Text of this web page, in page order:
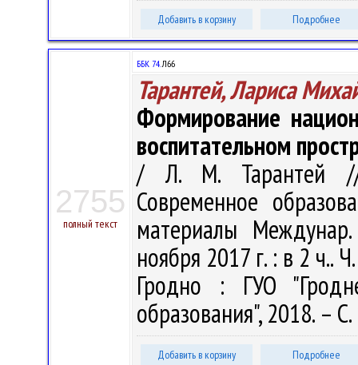
Добавить в корзину Подробнее
2755
полный текст
ББК 74.Л66
Тарантей, Лариса
Формирование
воспитательном
/ Л. М. Тарантей //
Современное
материалы
ноября 2017 г. : в 2 ч..
Гродно : ГУО
образования", 2018. –
Добавить в корзину Подробнее